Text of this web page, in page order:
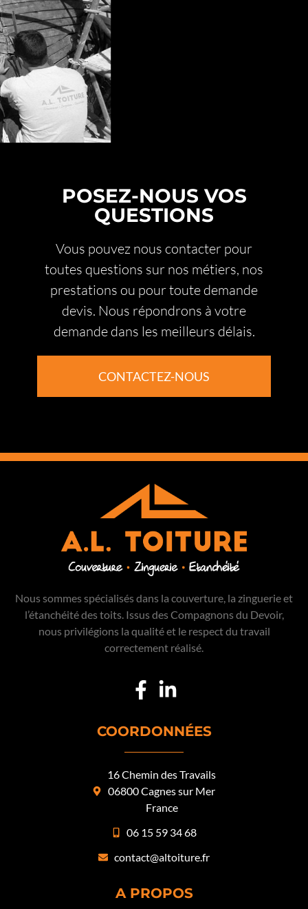
POSEZ-NOUS VOS
QUESTIONS
Vous pouvez nous contacter pour
toutes questions sur nos métiers, nos
prestations ou pour toute demande
devis. Nous répondrons à votre
demande dans les meilleurs délais.
CONTACTEZ-NOUS
Nous sommes spécialisés dans la couverture, la zinguerie et
l’étanchéité des toits. Issus des Compagnons du Devoir,
nous privilégions la qualité et le respect du travail
correctement réalisé.
COORDONNÉES
16 Chemin des Travails
06800 Cagnes sur Mer
France
06 15 59 34 68
contact@altoiture.fr
A PROPOS